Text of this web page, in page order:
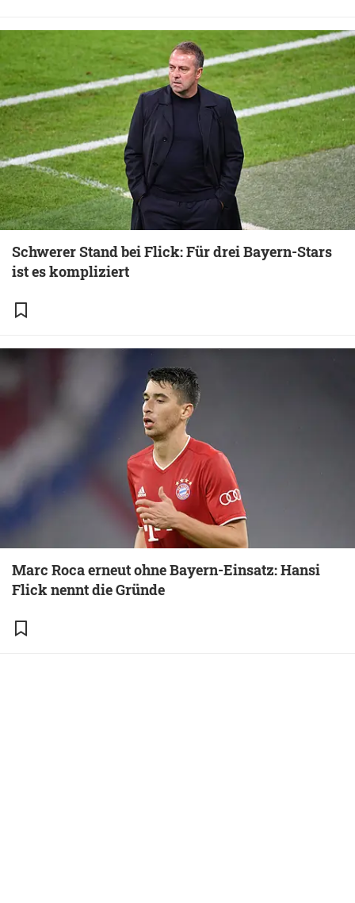
Schwerer Stand bei Flick: Für drei Bayern-Stars
ist es kompliziert
Marc Roca erneut ohne Bayern-Einsatz: Hansi
Flick nennt die Gründe